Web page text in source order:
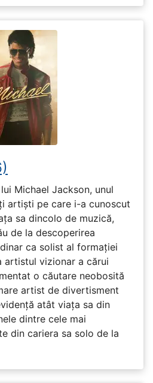
Michael Jackson, unul
artiști pe care i-a cunoscut
sa dincolo de muzică,
de la descoperirea
ca solist al formației
artistul vizionar a cărui
o căutare neobosită
artist de divertisment
atât viața sa din
dintre cele mai
din cariera sa solo de la